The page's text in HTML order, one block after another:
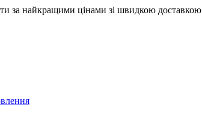
за найкращими цінами зі швидкою доставкою